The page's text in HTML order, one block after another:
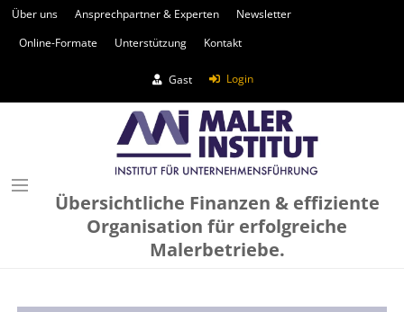
Über uns Ansprechpartner & Experten
Newsletter
Online-Formate
Unterstützung Kontakt
Gast Login
Übersichtliche Finanzen & effiziente
Organisation für erfolgreiche
Malerbetriebe.